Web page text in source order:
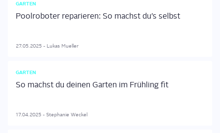
GARTEN
Poolroboter reparieren: So machst du’s selbst
27.05.2025 - Lukas Mueller
GARTEN
So machst du deinen Garten im Frühling fit
17.04.2025 - Stephanie Weckel